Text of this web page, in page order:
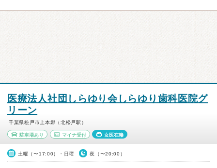
医療法人社団しらゆり会しらゆり歯科医院グ
リーン
千葉県松戸市上本郷（北松戸駅）
駐車場あり マイナ受付 女医在籍
土曜（〜17:00）・日曜 夜（〜20:00）